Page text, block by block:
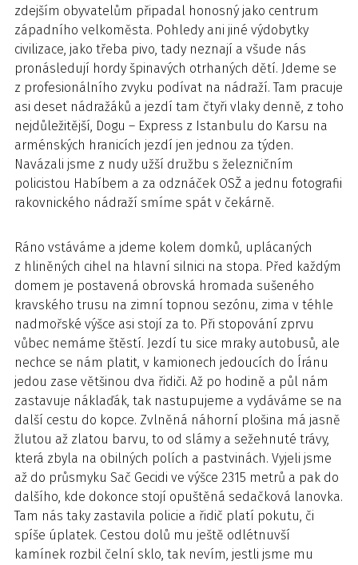
zdejším obyvatelům připadal honosný jako centrum
západního velkoměsta. Pohledy ani jiné výdobytky
civilizace, jako třeba pivo, tady neznají a všude nás
pronásledují hordy špinavých otrhaných dětí. Jdeme se
z profesionálního zvyku podívat na nádraží. Tam pracuje
asi deset nádražáků a jezdí tam čtyři vlaky denně, z toho
nejdůležitější, Dogu – Express z Istanbulu do Karsu na
arménských hranicích jezdí jen jednou za týden.
Navázali jsme z nudy užší družbu s železničním
policistou Habíbem a za odznáček OSŽ a jednu fotografii
rakovnického nádraží smíme spát v čekárně.
Ráno vstáváme a jdeme kolem domků, uplácaných
z hliněných cihel na hlavní silnici na stopa. Před každým
domem je postavená obrovská hromada sušeného
kravského trusu na zimní topnou sezónu, zima v téhle
nadmořské výšce asi stojí za to. Při stopování zprvu
vůbec nemáme štěstí. Jezdí tu sice mraky autobusů, ale
nechce se nám platit, v kamionech jedoucích do Íránu
jedou zase většinou dva řidiči. Až po hodině a půl nám
zastavuje náklaďák, tak nastupujeme a vydáváme se na
další cestu do kopce. Zvlněná náhorní plošina má jasně
žlutou až zlatou barvu, to od slámy a sežehnuté trávy,
která zbyla na obilných polích a pastvinách. Vyjeli jsme
až do průsmyku Sač Gecidi ve výšce 2315 metrů a pak do
dalšího, kde dokonce stojí opuštěná sedačková lanovka.
Tam nás taky zastavila policie a řidič platí pokutu, či
spíše úplatek. Cestou dolů mu ještě odlétnuvší
kamínek rozbil čelní sklo, tak nevím, jestli jsme mu